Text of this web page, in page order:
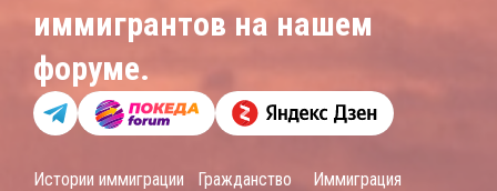
иммигрантов на нашем
форуме.
Истории иммиграции Гражданство Иммиграция